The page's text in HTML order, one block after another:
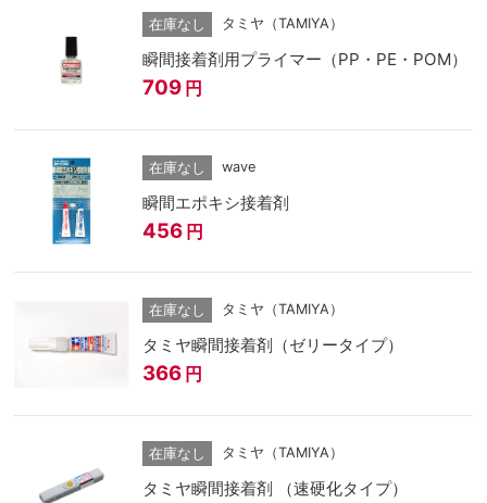
在庫なし タミヤ（TAMIYA）
瞬間接着剤用プライマー（PP・PE・POM）
709 円
在庫なし wave
瞬間エポキシ接着剤
456 円
在庫なし タミヤ（TAMIYA）
タミヤ瞬間接着剤（ゼリータイプ）
366 円
在庫なし タミヤ（TAMIYA）
タミヤ瞬間接着剤 （速硬化タイプ）